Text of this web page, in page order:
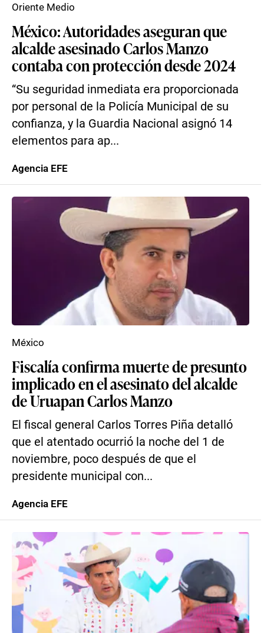
México: Autoridades aseguran que
alcalde asesinado Carlos Manzo
contaba con protección desde 2024
“Su seguridad inmediata era proporcionada
por personal de la Policía Municipal de su
confianza, y la Guardia Nacional asignó 14
elementos para ap...
Oriente Medio
Agencia EFE
Fiscalía confirma muerte de presunto
implicado en el asesinato del alcalde
de Uruapan Carlos Manzo
El fiscal general Carlos Torres Piña detalló
que el atentado ocurrió la noche del 1 de
noviembre, poco después de que el
presidente municipal con...
México
Agencia EFE